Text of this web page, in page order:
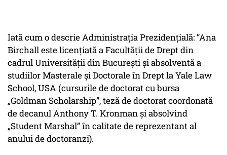
Iată cum o descrie Administrația Prezidențială: ”Ana
Birchall este licențiată a Facultății de Drept din
cadrul Universității din București și absolventă a
studiilor Masterale și Doctorale în Drept la Yale Law
School, USA (cursurile de doctorat cu bursa
„Goldman Scholarship”, teză de doctorat coordonată
de decanul Anthony T. Kronman și absolvind
„Student Marshal” în calitate de reprezentant al
anului de doctoranzi).